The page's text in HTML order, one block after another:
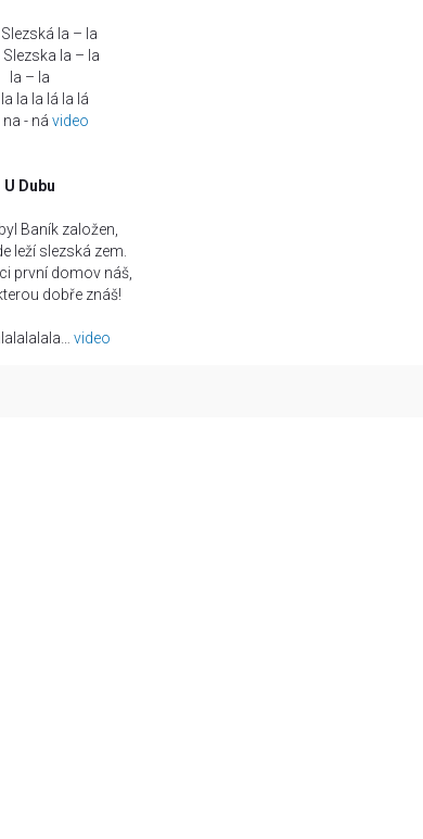
la – la
la – la
la – la
la la la lá la lá
- ná video
U Dubu
Baník založen,
leží slezská zem.
první domov náš,
dobře znáš!
video